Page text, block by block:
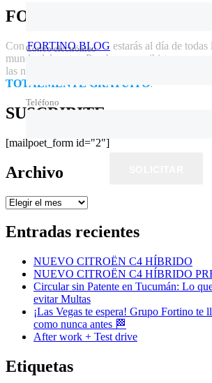
FORTINO BLOG
ConFORTINO BLOG estarás al día de
mundo del motor. Prueba a suscribirte a
las noticias en tu casilla de correo, es y será
TOTALMENTE GRATUITO.
SUSCRIBITE
[mailpoet_form id="2"]
Archivo
Archivo
Entradas recientes
NUEVO CITROËN C4 HÍBRIDO
NUEVO CITROËN C4 HÍBRIDO
Circular sin Patente en Tucumán: Lo
evitar Multas
¡Las Vegas te espera! Grupo Fortino te
como nunca antes 🏁
After work + Test drive
Etiquetas
Correo electrónico
Teléfono